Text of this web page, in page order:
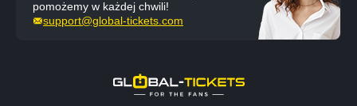
pomożemy w każdej chwili!
support@global-tickets.com